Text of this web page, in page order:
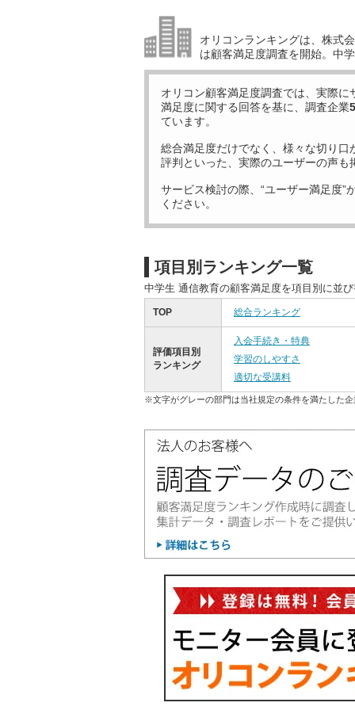
オリコンランキングは、株式
は顧客満足度調査を開始。中
オリコン顧客満足度調査では、実際に
満足度に関する回答を基に、調査企業5
ています。
総合満足度だけでなく、様々な切り口
評判といった、実際のユーザーの声も
サービス検討の際、“ユーザー満足度”
ください。
項目別ランキング一覧
中学生 通信教育の顧客満足度を項目別に並
TOP 総合ランキング
評価項目別
ランキング
入会手続き・特典
学習のしやすさ
適切な受講料
※文字がグレーの部門は当社規定の条件を満たした